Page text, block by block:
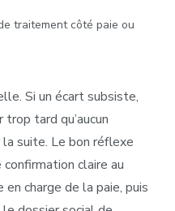
traitement côté paie ou
Si un écart subsiste,
tard qu’aucun
suite. Le bon réflexe
claire au
charge de la paie, puis